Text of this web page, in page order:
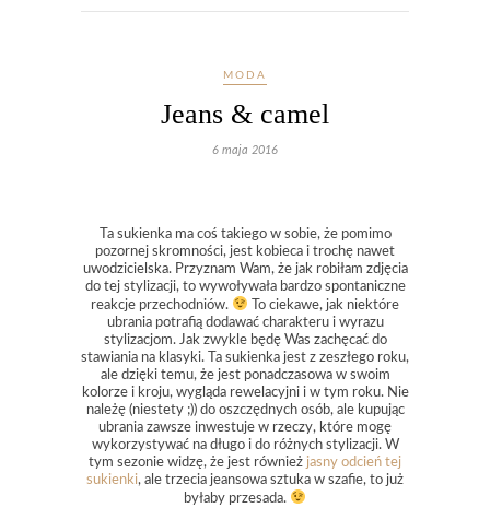
MODA
Jeans & camel
6 maja 2016
Ta sukienka ma coś takiego w sobie, że pomimo
pozornej skromności, jest kobieca i trochę nawet
uwodzicielska. Przyznam Wam, że jak robiłam zdjęcia
do tej stylizacji, to wywoływała bardzo spontaniczne
reakcje przechodniów.
To ciekawe, jak niektóre
ubrania potrafią dodawać charakteru i wyrazu
stylizacjom. Jak zwykle będę Was zachęcać do
stawiania na klasyki. Ta sukienka jest z zeszłego roku,
ale dzięki temu, że jest ponadczasowa w swoim
kolorze i kroju, wygląda rewelacyjni i w tym roku. Nie
należę (niestety ;)) do oszczędnych osób, ale kupując
ubrania zawsze inwestuje w rzeczy, które mogę
wykorzystywać na długo i do różnych stylizacji. W
tym sezonie widzę, że jest również jasny odcień tej
sukienki, ale trzecia jeansowa sztuka w szafie, to już
byłaby przesada.